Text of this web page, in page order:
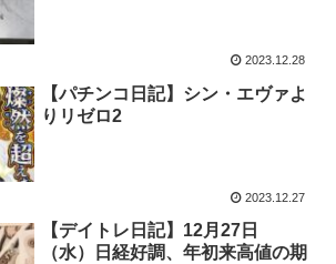
2023.12.28
【パチンコ日記】シン・エヴァよ
りリゼロ2
2023.12.27
【デイトレ日記】12月27日
（水）日経好調、年初来高値の期